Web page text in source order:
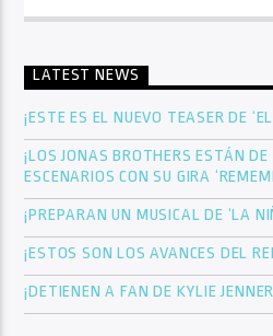
LATEST NEWS
¡ESTE ES EL NUEVO TEASER DE
¡LOS JONAS BROTHERS ESTÁN DE
ESCENARIOS CON SU GIRA
¡PREPARAN UN MUSICAL DE ‘LA
¡ESTOS SON LOS AVANCES DEL
¡DETIENEN A FAN DE KYLIE